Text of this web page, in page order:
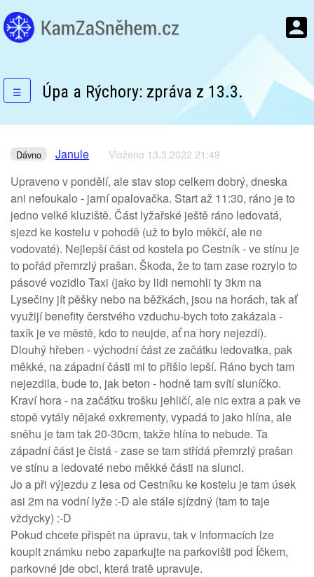
☰ Úpa a Rýchory: zpráva z 13.3.
Dávno Janule Vloženo 13.3.2022 21:49
Upraveno v pondělí, ale stav stop celkem dobrý, dneska
ani nefoukalo - jarní opalovačka. Start až 11:30, ráno je to
jedno velké kluziště. Část lyžařské ještě ráno ledovatá,
sjezd ke kostelu v pohodě (už to bylo měkčí, ale ne
vodovaté). Nejlepší část od kostela po Cestník - ve stínu je
to pořád přemrzlý prašan. Škoda, že to tam zase rozrylo to
pásové vozidlo Taxi (jako by lidi nemohli ty 3km na
Lysečiny jít pěšky nebo na běžkách, jsou na horách, tak ať
využijí benefity čerstvého vzduchu-bych toto zakázala -
taxík je ve městě, kdo to neujde, ať na hory nejezdí).
Dlouhý hřeben - východní část ze začátku ledovatka, pak
měkké, na západní části mi to přišlo lepší. Ráno bych tam
nejezdila, bude to, jak beton - hodně tam svítí sluníčko.
Kraví hora - na začátku trošku jehličí, ale nic extra a pak ve
stopě vytály nějaké exkrementy, vypadá to jako hlína, ale
sněhu je tam tak 20-30cm, takže hlína to nebude. Ta
západní část je čistá - zase se tam střídá přemrzlý prašan
ve stínu a ledovaté nebo měkké části na slunci.
Jo a při výjezdu z lesa od Cestníku ke kostelu je tam úsek
asi 2m na vodní lyže :-D ale stále sjízdný (tam to taje
vždycky) :-D
Pokud chcete přispět na úpravu, tak v Informacích lze
koupit známku nebo zaparkujte na parkovišti pod Íčkem,
parkovné jde obci, která tratě upravuje.